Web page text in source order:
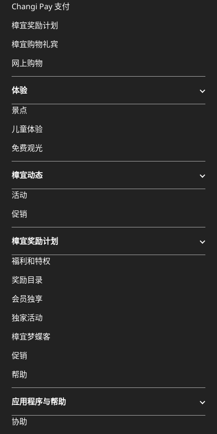
Changi Pay 支付
樟宜奖励计划
樟宜购物礼宾
网上购物
体验
景点
儿童体验
免费观光
樟宜动态
活动
促销
樟宜奖励计划
福利和特权
奖励目录
会员独享
独家活动
樟宜梦蝶客
促销
帮助
应用程序与帮助
协助